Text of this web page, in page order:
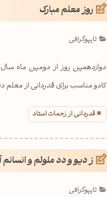
روز معلم مبارک
تایپوگرافی
دوازدهمین روز از دومین ماه
کادو مناسب برای قدردانی از معلم
قدردانی از زحمات استاد
ز دیو و دد ملولم و
تایپوگرافی